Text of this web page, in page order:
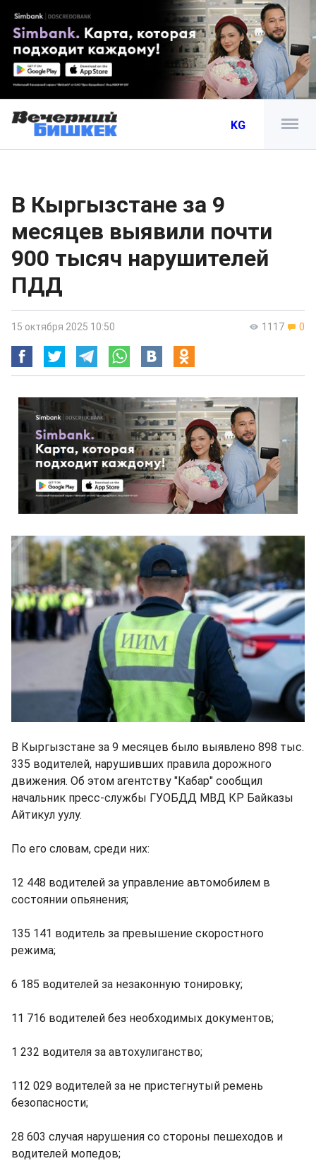
KG
В Кыргызстане за 9
месяцев выявили почти
900 тысяч нарушителей
ПДД
1117 0
15 октября 2025 10:50
В Кыргызстане за 9 месяцев было выявлено 898 тыс.
335 водителей, нарушивших правила дорожного
движения. Об этом агентству "Кабар" сообщил
начальник пресс-службы ГУОБДД МВД КР Байказы
Айтикул уулу.
По его словам, среди них:
12 448 водителей за управление автомобилем в
состоянии опьянения;
135 141 водитель за превышение скоростного
режима;
6 185 водителей за незаконную тонировку;
11 716 водителей без необходимых документов;
1 232 водителя за автохулиганство;
112 029 водителей за не пристегнутый ремень
безопасности;
28 603 случая нарушения со стороны пешеходов и
водителей мопедов;